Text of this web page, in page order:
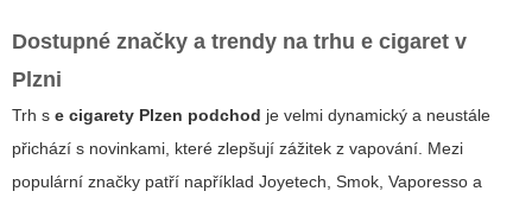
Dostupné značky a trendy na trhu e cigaret v
Plzni
Trh s e cigarety Plzen podchod je velmi dynamický a neustále
přichází s novinkami, které zlepšují zážitek z vapování. Mezi
populární značky patří například Joyetech, Smok, Vaporesso a